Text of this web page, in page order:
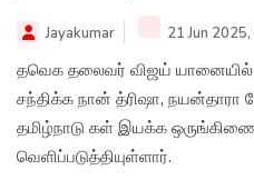
Jayakumar 21 Jun
தவெக தலைவர் விஜய் யானையில்
சந்திக்க நான் த்ரிஷா,
தமிழ்நாடு கள் இயக்க
வெளிப்படுத்தியுள்ளார்.